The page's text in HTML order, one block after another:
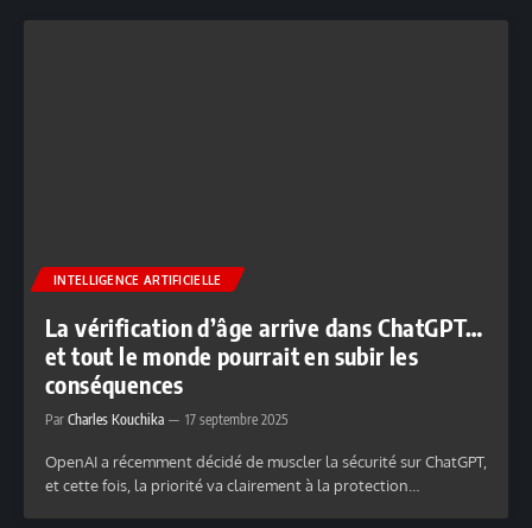
INTELLIGENCE ARTIFICIELLE
La vérification d’âge arrive dans ChatGPT…
et tout le monde pourrait en subir les
conséquences
Par Charles Kouchika 17 septembre 2025
OpenAI a récemment décidé de muscler la sécurité sur ChatGPT,
et cette fois, la priorité va clairement à la protection…